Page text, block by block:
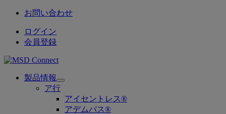
お問い合わせ
ログイン
会員登録
製品情報
Open
submenu
ア行
アイセントレス®
アデムパス®